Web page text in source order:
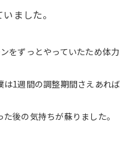
ました。
をずっとやっていたため体力
1週間の調整期間さえあれば
後の気持ちが蘇りました。